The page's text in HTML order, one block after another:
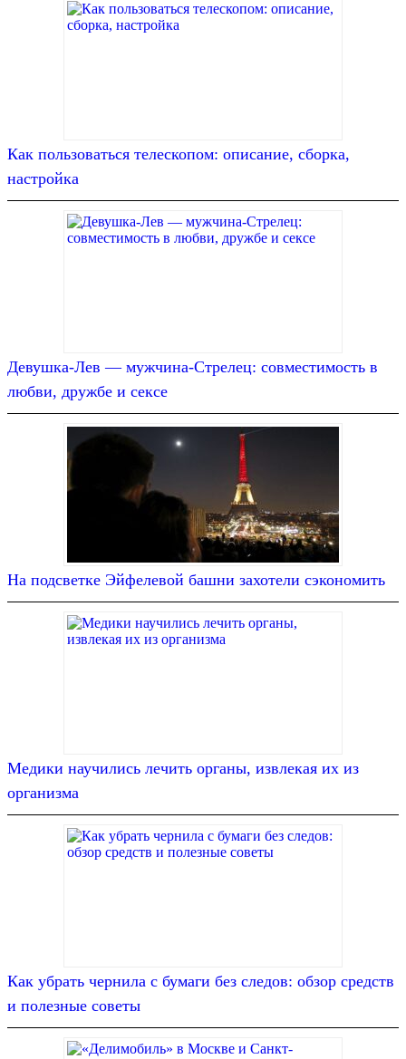
Как пользоваться телескопом: описание, сборка,
настройка
Девушка-Лев — мужчина-Стрелец: совместимость в
любви, дружбе и сексе
На подсветке Эйфелевой башни захотели сэкономить
Медики научились лечить органы, извлекая их из
организма
Как убрать чернила с бумаги без следов: обзор средств
и полезные советы